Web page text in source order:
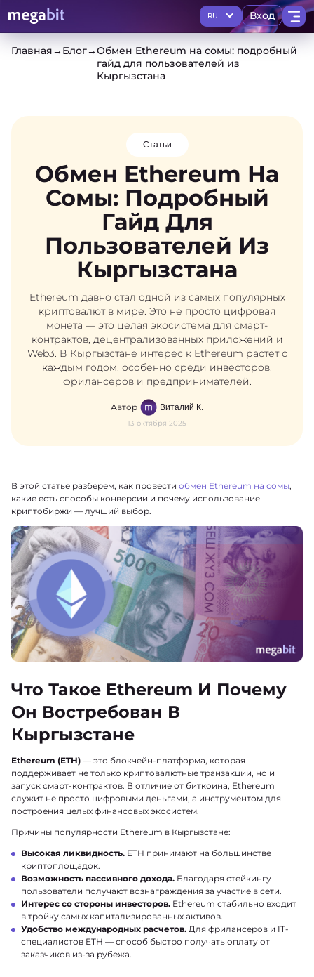
RU Вход
Главная→ Блог→Обмен Ethereum на сомы: подробный
гайд для пользователей из
Кыргызстана
Статьи
Обмен Ethereum На
Сомы: Подробный
Гайд Для
Пользователей Из
Кыргызстана
Ethereum давно стал одной из самых популярных
криптовалют в мире. Это не просто цифровая
монета — это целая экосистема для смарт-
контрактов, децентрализованных приложений и
Web3. В Кыргызстане интерес к Ethereum растет с
каждым годом, особенно среди инвесторов,
фрилансеров и предпринимателей.
Автор Виталий К.
13 октября 2025
В этой статье разберем, как провести обмен Ethereum на сомы,
какие есть способы конверсии и почему использование
криптобиржи — лучший выбор.
Что Такое Ethereum И Почему
Он Востребован В
Кыргызстане
Ethereum (ETH) — это блокчейн-платформа, которая
поддерживает не только криптовалютные транзакции, но и
запуск смарт-контрактов. В отличие от биткоина, Ethereum
служит не просто цифровыми деньгами, а инструментом для
построения целых финансовых экосистем.
Причины популярности Ethereum в Кыргызстане:
Высокая ликвидность. ETH принимают на большинстве
криптоплощадок.
Возможность пассивного дохода. Благодаря стейкингу
пользователи получают вознаграждения за участие в сети.
Интерес со стороны инвесторов. Ethereum стабильно входит
в тройку самых капитализированных активов.
Удобство международных расчетов. Для фрилансеров и IT-
специалистов ETH — способ быстро получать оплату от
заказчиков из-за рубежа.